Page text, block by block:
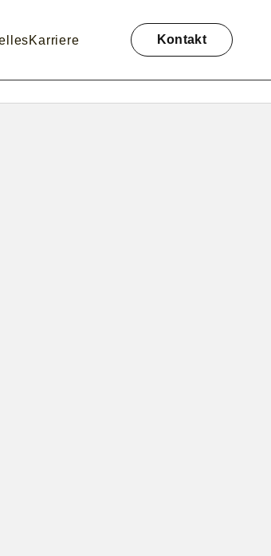
überspringen
Karriere Kontakt